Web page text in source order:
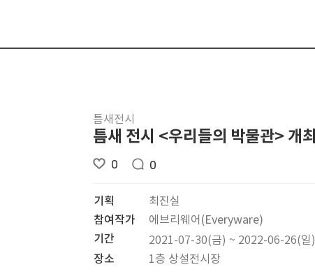
틈새전시
틈새 전시 <우리들의 박물관> 개최
0 0
기획
최진실
참여작가
에브리웨어(Everyware)
기간
2021-07-30(금) ~ 2022-06-26(일)
장소 1층 상설전시장